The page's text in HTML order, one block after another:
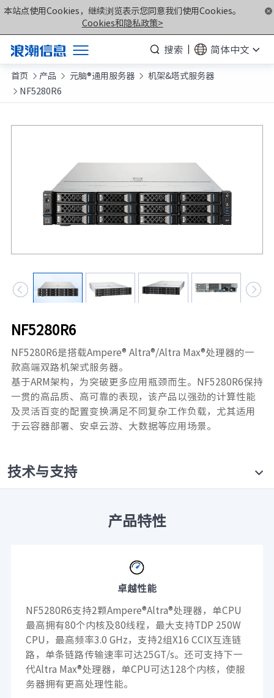
本站点使用Cookies，继续浏览表示您同意我们使用Cookies。
Cookies和隐私政策>
搜索
简体中文
产品
解决方案
服务支持
联合创新平台
关于我们
元脑品牌升级公告
首页  产品  元脑®通用服务器  机架&塔式服务器
 NF5280R6
 
NF5280R6
NF5280R6是搭载Ampere® Altra®/Altra Max®处理器的一
款高端双路机架式服务器。
基于ARM架构，为突破更多应用瓶颈而生。NF5280R6保持
一贯的高品质、高可靠的表现，该产品以强劲的计算性能
及灵活百变的配置变换满足不同复杂工作负载，尤其适用
于云容器部署、安卓云游、大数据等应用场景。
技术与支持
产品特性
卓越性能
NF5280R6支持2颗Ampere®Altra®处理器，单CPU
最高拥有80个内核及80线程，最大支持TDP 250W
CPU，最高频率3.0 GHz，支持2组X16 CCIX互连链
路，单条链路传输速率可达25GT/s。还可支持下一
代Altra Max®处理器，单CPU可达128个内核，使服
务器拥有更高处理性能。